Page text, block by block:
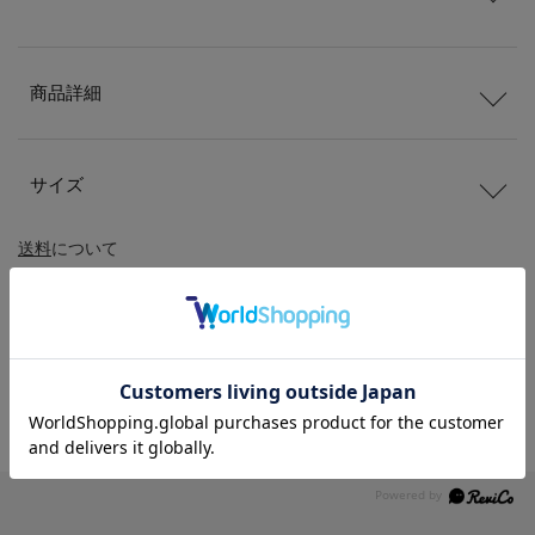
送料について
商品詳細
サイズ